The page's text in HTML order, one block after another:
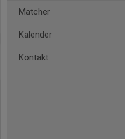
Matcher
Kalender
Kontakt